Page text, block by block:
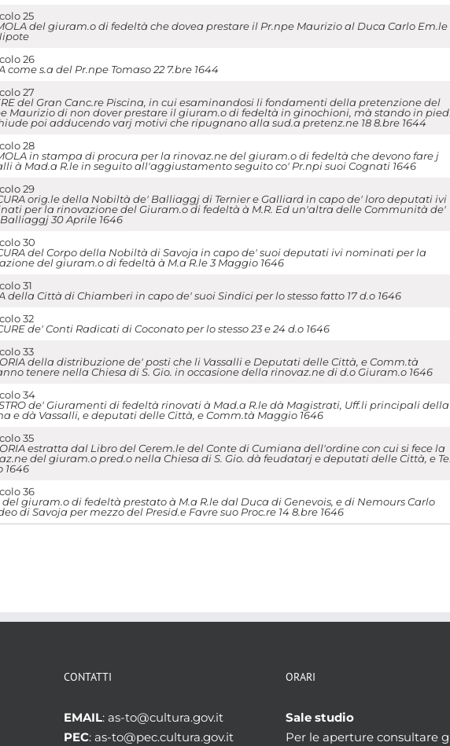
25
del giuram.o di fedeltà che dovea prestare il Pr.npe Maurizio al Duca Carlo Em.le
26
come s.a del Pr.npe Tomaso 22 7.bre 1644
27
del Gran Canc.re Piscina, in cui esaminandosi li fondamenti della pretenzione del
Maurizio di non dover prestare il giuram.o di fedeltà in ginochioni, mà stando in
poi adducendo varj motivi che ripugnano alla sud.a pretenz.ne 18 8.bre 1644
28
in stampa di procura per la rinovaz.ne del giuram.o di fedeltà che devono fare j
à Mad.a R.le in seguito all'aggiustamento seguito co' Pr.npi suoi Cognati 1646
29
orig.le della Nobiltà de' Balliaggj di Ternier e Galliard in capo de' loro deputati ivi
per la rinovazione del Giuram.o di fedeltà à M.R. Ed un'altra delle Communità de'
30 Aprile 1646
30
del Corpo della Nobiltà di Savoja in capo de' suoi deputati ivi nominati per la
del giuram.o di fedeltà à M.a R.le 3 Maggio 1646
31
della Città di Chiamberi in capo de' suoi Sindici per lo stesso fatto 17 d.o 1646
32
de' Conti Radicati di Coconato per lo stesso 23 e 24 d.o 1646
33
della distribuzione de' posti che li Vassalli e Deputati delle Città, e Comm.tà
tenere nella Chiesa di S. Gio. in occasione della rinovaz.ne di d.o Giuram.o 1646
34
de' Giuramenti di fedeltà rinovati à Mad.a R.le dà Magistrati, Uff.li principali della
e dà Vassalli, e deputati delle Città, e Comm.tà Maggio 1646
35
estratta dal Libro del Cerem.le del Conte di Cumiana dell'ordine con cui si fece la
del giuram.o pred.o nella Chiesa di S. Gio. dà feudatarj e deputati delle Città, e
1646
36
del giuram.o di fedeltà prestato à M.a R.le dal Duca di Genevois, e di Nemours Carlo
di Savoja per mezzo del Presid.e Favre suo Proc.re 14 8.bre 1646
CONTATTI
EMAIL: as-to@cultura.gov.it
PEC: as-to@pec.cultura.gov.it
ORARI
Sale studio
Per le aperture consultare